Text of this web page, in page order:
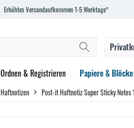
Erhöhtes Versandaufkommen 1-5 Werktage*
Ordnen & Registrieren Papiere & Blöcke
Haftnotizen Post-it Haftnotiz Super Sticky Notes